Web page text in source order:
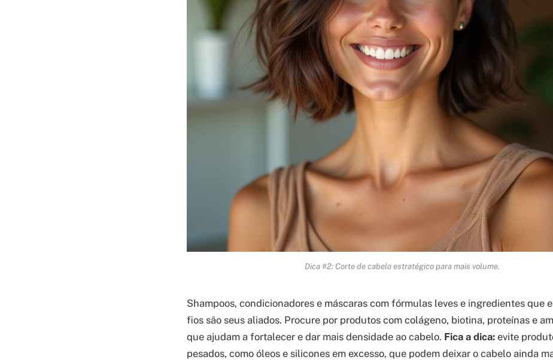
Dica #2: Corte de cabelo estratégico para mais volume.
Shampoos, condicionadores e máscaras com fórmulas leves e ingredientes que
fios são seus aliados. Procure por produtos com colágeno, biotina, proteínas e
que ajudam a fortalecer e dar mais densidade ao cabelo. Fica a dica: evite
pesados, como óleos e silicones em excesso, que podem deixar o cabelo ainda